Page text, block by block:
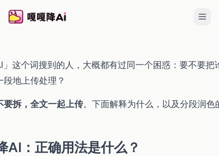
」这个词搜到的人，大概都有过同一个困惑：要不要把
地上传处理？
要拆，全文一起上传。下面解释为什么，以及分段润色
AI：正确用法是什么？